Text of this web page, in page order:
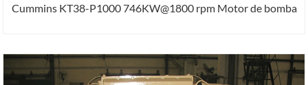
Cummins KT38-P1000 746KW@1800 rpm Motor de bomba